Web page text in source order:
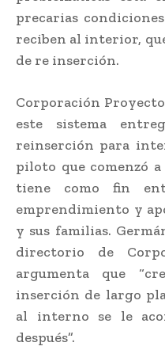
precarias
reciben al interior,
de re inserción.
Corporación
este sistema
reinserción para
piloto que comenzó
tiene como fin
emprendimiento y
y sus familias.
directorio de
argumenta que
inserción de largo
al interno se le
después”.